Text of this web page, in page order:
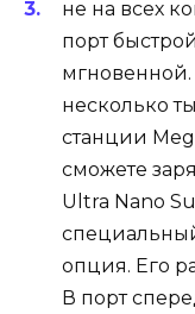
не на всех
порт
мгновенной.
несколько
станции
сможете
Ultra Nano
опция. Его
В порт